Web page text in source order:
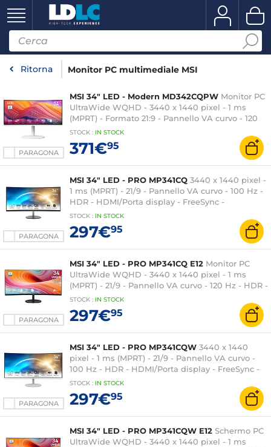
Ritorna Monitor PC multimediale MSI
PARAGONA
MSI 34" LED - Modern MD342CQPW Monitor PC
UltraWide WQHD - 3440 x 1440 pixel - 1 ms
(MPRT) - Formato 21:9 - Pannello VA curvo - 120
Hz - HDMI/DisplayPort/USB-C - Altoparlanti -
STOCK : IN STOCK
371€95
PARAGONA
MSI 34" LED - PRO MP341CQ 3440 x 1440 pixel -
1 ms (MPRT) - 21/9 - Pannello VA curvo - 100 Hz -
HDR - HDMI/Porta display - FreeSync -
Altoparlanti - Nero
STOCK : IN STOCK
297€95
PARAGONA
MSI 34" LED - PRO MP341CQ E12 Monitor PC
UltraWide WQHD - 3440 x 1440 pixel - 1 ms
(MPRT) - 21/9 - Pannello VA curvo - 120 Hz - HDR -
Adaptive-Sync - HDMI/DisplayPort - Altoparlanti
STOCK : IN STOCK
297€95
PARAGONA
MSI 34" LED - PRO MP341CQW 3440 x 1440
pixel - 1 ms (MPRT) - 21/9 - Pannello VA curvo -
100 Hz - HDR - HDMI/Porta display - FreeSync -
Altoparlanti - Bianco
STOCK : IN STOCK
297€95
MSI 34" LED - PRO MP341CQW E12 Schermo PC
UltraWide WQHD - 3440 x 1440 pixel - 1 ms